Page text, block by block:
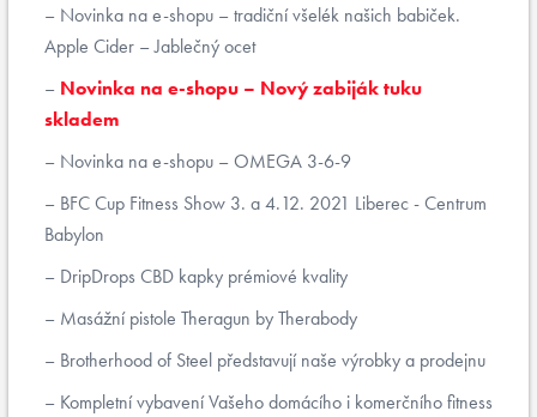
Novinka na e-shopu – tradiční všelék našich babiček.
Apple Cider – Jablečný ocet
Novinka na e-shopu – Nový zabiják tuku
skladem
Novinka na e-shopu – OMEGA 3-6-9
BFC Cup Fitness Show 3. a 4.12. 2021 Liberec - Centrum
Babylon
DripDrops CBD kapky prémiové kvality
Masážní pistole Theragun by Therabody
Brotherhood of Steel představují naše výrobky a prodejnu
Kompletní vybavení Vašeho domácího i komerčního fitness